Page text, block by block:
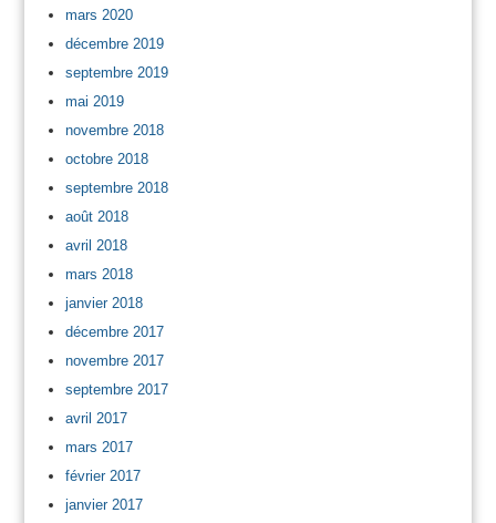
mars 2020
décembre 2019
septembre 2019
mai 2019
novembre 2018
octobre 2018
septembre 2018
août 2018
avril 2018
mars 2018
janvier 2018
décembre 2017
novembre 2017
septembre 2017
avril 2017
mars 2017
février 2017
janvier 2017